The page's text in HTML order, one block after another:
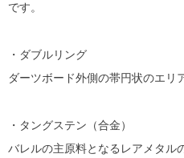
です。
・ダブルリング
ダーツボード外側の帯円状のエリ
・タングステン（合金）
バレルの主原料となるレアメタル